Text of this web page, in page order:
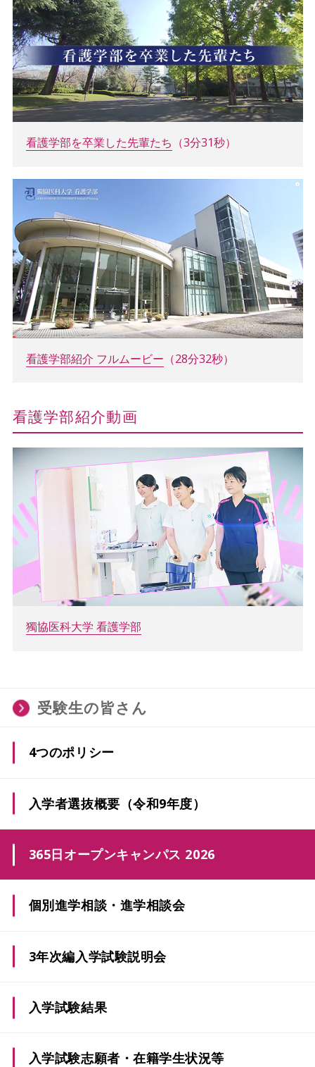
看護学部を卒業した先輩たち （3分31秒）
看護学部紹介 フルムービー （28分32秒）
看護学部紹介動画
獨協医科大学 看護学部
受験生の皆さん
4つのポリシー
入学者選抜概要（令和9年度）
3年次編入
一般選抜
365日オープンキャンパス 2026
個別進学相談・進学相談会
3年次編入学試験説明会
入学試験結果
入学試験志願者・在籍学生状況等